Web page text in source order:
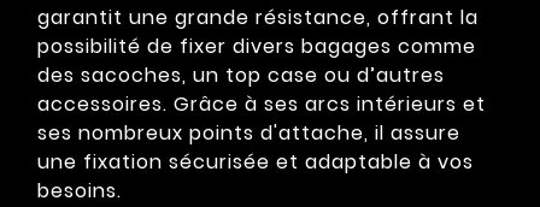
garantit une grande résistance, offrant la
possibilité de fixer divers bagages comme
des sacoches, un top case ou d’autres
accessoires. Grâce à ses arcs intérieurs et
ses nombreux points d'attache, il assure
une fixation sécurisée et adaptable à vos
besoins.